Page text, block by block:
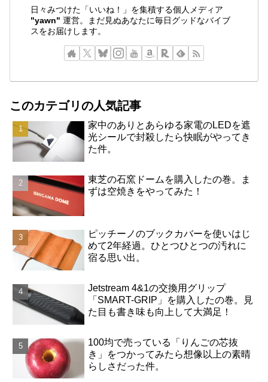
日々みつけた「いいね！」を集積する個人メディア
"yawn" 運営。まだ見ぬあなたに毎日グッドなバイブ
スをお届けします。
このカテゴリの人気記事
家中のありとあらゆる家電のLEDを遮
光シールで封殺したら快眠がやってき
た件。
東芝の石窯ドームを購入したの巻。ま
ずは空焼きをやってみた！
ピッチーノのブックカバーを使いはじ
めて2年経過。ひとつひとつの汚れに
宿る思い出。
Jetstream 4&1の交換用グリップ
「SMART-GRIP」を購入したの巻。見
た目も書き味も向上して大満足！
100均で売っている「りんごの芯抜
き」をつかってみたら想像以上の素晴
らしさだった件。